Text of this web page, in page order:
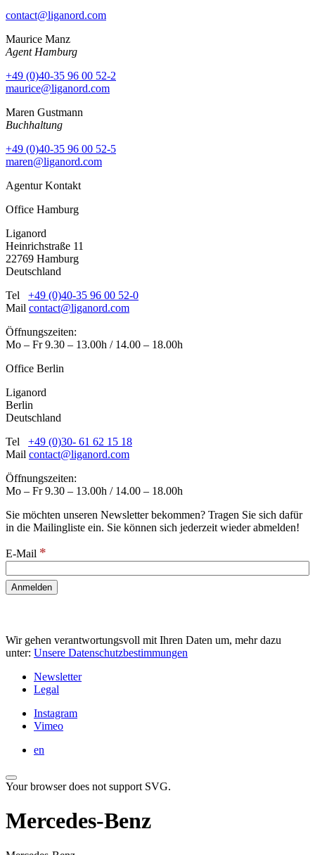
contact@liganord.com
Maurice Manz
Agent Hamburg
+49 (0)40-35 96 00 52-2
maurice@liganord.com
Maren Gustmann
Buchhaltung
+49 (0)40-35 96 00 52-5
maren@liganord.com
Agentur Kontakt
Office Hamburg
Liganord
Heinrichstraße 11
22769 Hamburg
Deutschland
Tel +49 (0)40-35 96 00 52-0
Mail contact@liganord.com
Öffnungszeiten:
Mo – Fr 9.30 – 13.00h / 14.00 – 18.00h
Office Berlin
Liganord
Berlin
Deutschland
Tel +49 (0)30- 61 62 15 18
Mail contact@liganord.com
Öffnungszeiten:
Mo – Fr 9.30 – 13.00h / 14.00 – 18.00h
Sie möchten unseren Newsletter bekommen? Tragen Sie sich dafür
in die Mailingliste ein. Sie können sich jederzeit wieder abmelden!
E-Mail *
Wir gehen verantwortungsvoll mit Ihren Daten um, mehr dazu
unter: Unsere Datenschutzbestimmungen
Newsletter
Legal
Instagram
Vimeo
en
Your browser does not support SVG.
Mercedes-Benz